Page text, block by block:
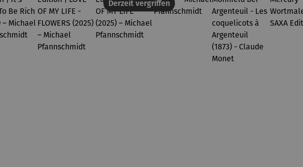
Derzeit vergriffen